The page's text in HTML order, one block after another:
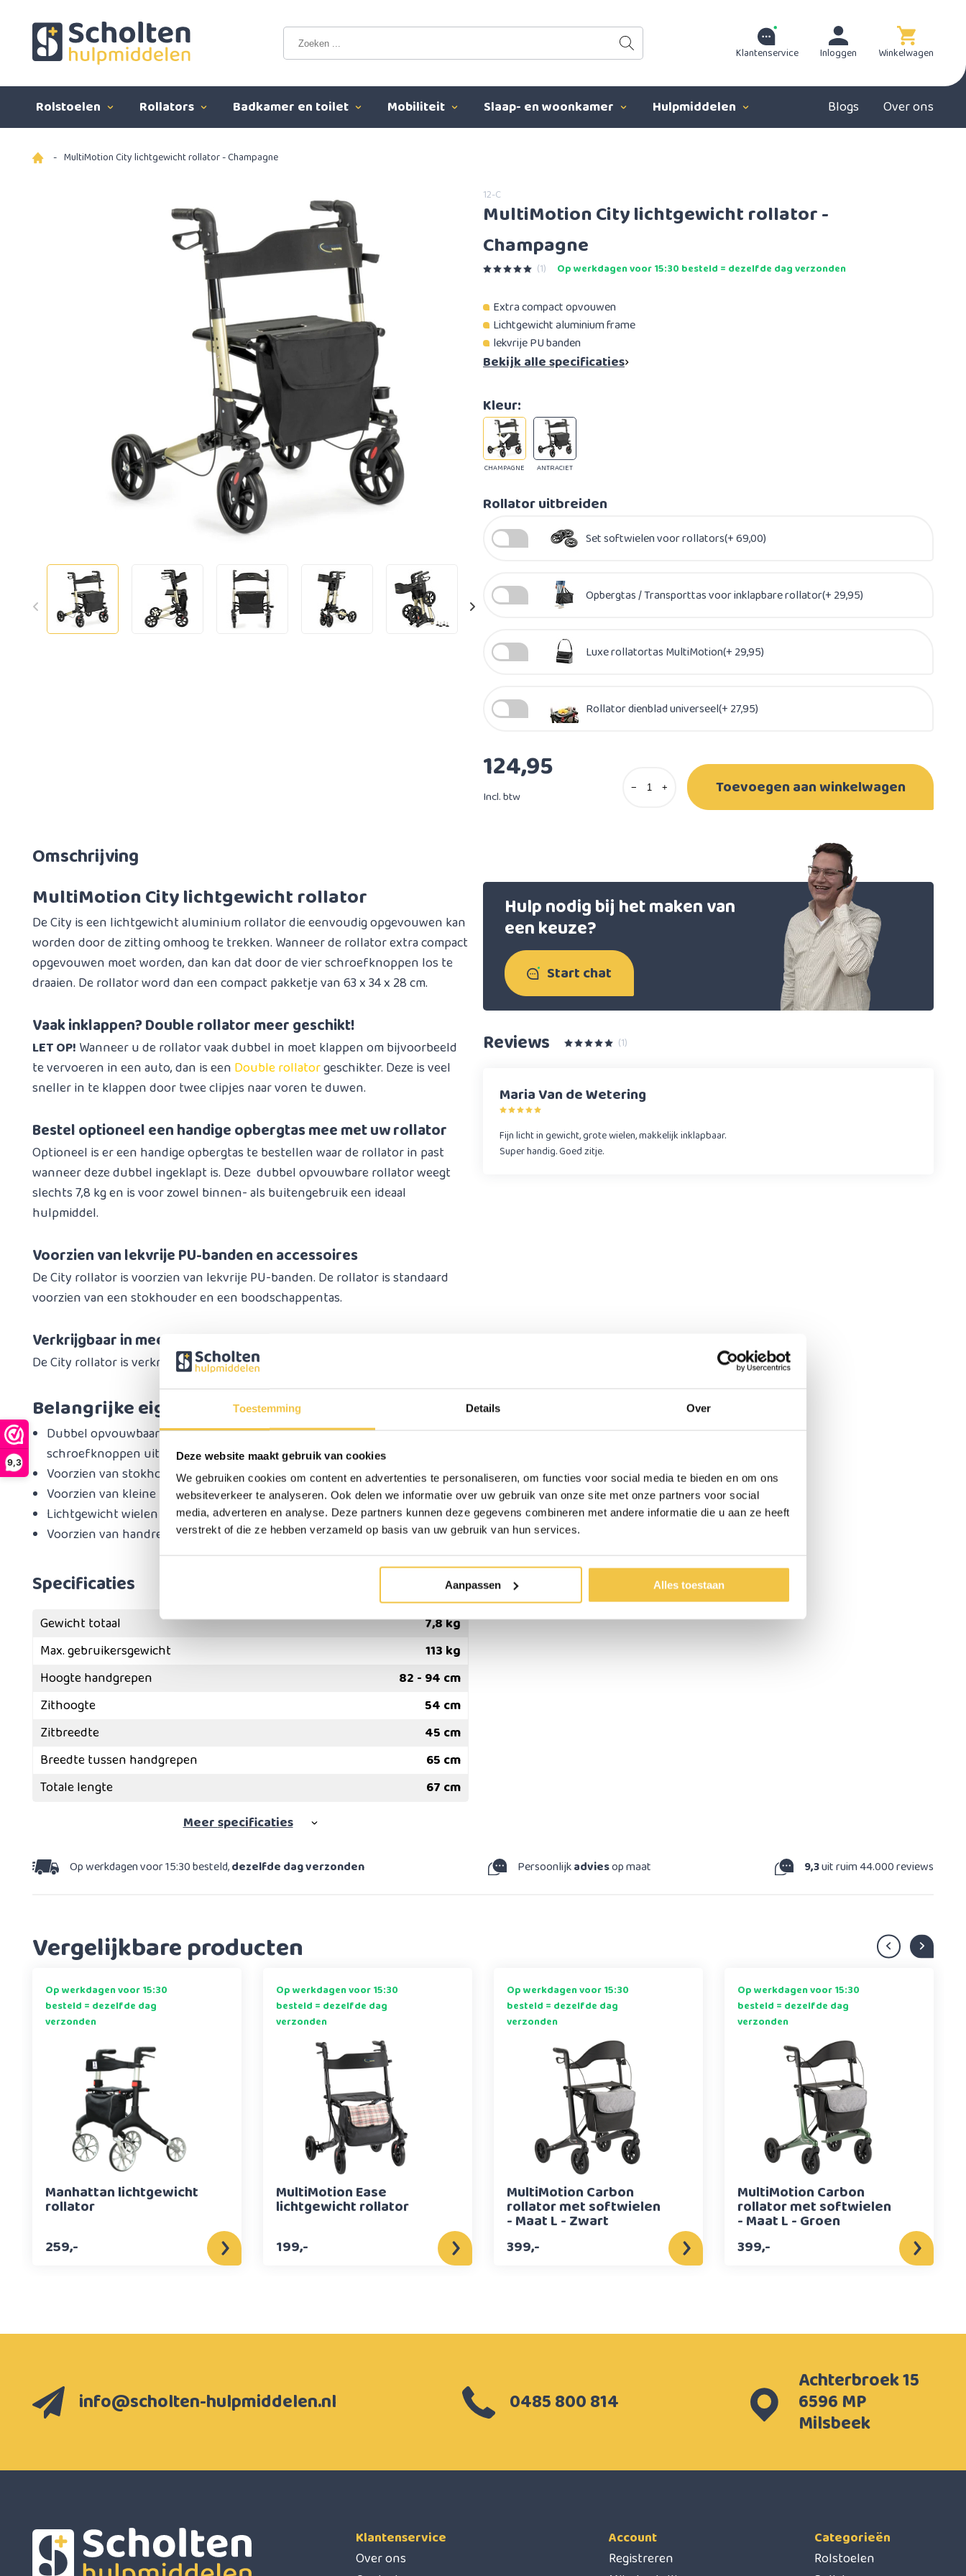
Toestemming Details Over
Deze website maakt gebruik van cookies
We gebruiken cookies om content en advertenties te personaliseren, om functies voor social media te bieden en om ons
websiteverkeer te analyseren. Ook delen we informatie over uw gebruik van onze site met onze partners voor social
media, adverteren en analyse. Deze partners kunnen deze gegevens combineren met andere informatie die u aan ze heeft
verstrekt of die ze hebben verzameld op basis van uw gebruik van hun services.
Aanpassen Alles toestaan
9,3
Klantenservice Inloggen Winkelwagen
Rolstoelen Rollators Badkamer en toilet Mobiliteit Slaap- en woonkamer Hulpmiddelen Blogs Over ons
- MultiMotion City lichtgewicht rollator - Champagne
12-C
MultiMotion City lichtgewicht rollator -
Champagne
(1) Op werkdagen voor 15:30 besteld = dezelfde dag verzonden
Extra compact opvouwen
Lichtgewicht aluminium frame
lekvrije PU banden
Bekijk alle specificaties
ANTRACIET
Kleur:
CHAMPAGNE
Rollator uitbreiden
Set softwielen voor rollators(+ 69,00)
Opbergtas / Transporttas voor inklapbare rollator(+ 29,95)
Luxe rollatortas MultiMotion(+ 29,95)
Rollator dienblad universeel(+ 27,95)
124,95
Incl. btw
− + Toevoegen aan winkelwagen
Omschrijving
MultiMotion City lichtgewicht rollator
De City is een lichtgewicht aluminium rollator die eenvoudig opgevouwen kan
worden door de zitting omhoog te trekken. Wanneer de rollator extra compact
opgevouwen moet worden, dan kan dat door de vier schroefknoppen los te
draaien. De rollator word dan een compact pakketje van 63 x 34 x 28 cm.
Vaak inklappen? Double rollator meer geschikt!
LET OP! Wanneer u de rollator vaak dubbel in moet klappen om bijvoorbeeld
te vervoeren in een auto, dan is een Double rollatorgeschikter. Deze is veel
sneller in te klappen door twee clipjes naar voren te duwen.
Bestel optioneel een handige opbergtas mee met uw rollator
Optioneel is er een handige opbergtas te bestellen waar de rollator in past
wanneer deze dubbel ingeklapt is. Deze dubbel opvouwbare rollator weegt
slechts 7,8 kg en is voor zowel binnen- als buitengebruik een ideaal
hulpmiddel.
Voorzien van lekvrije PU-banden en accessoires
De City rollator is voorzien van lekvrije PU-banden. De rollator is standaard
voorzien van een stokhouder en een boodschappentas.
Verkrijgbaar in meerdere kleuren
De City rollator is verkrijgbaar in twee kleuren: Antraciet en Champagne.
Belangrijke eigenschappen
Dubbel opvouwbaar frame (om dubbel op te vouwen dient u de
schroefknoppen uit het frame te draaien)
Voorzien van stokhouder
Voorzien van kleine tas. Optioneel een luxe tas bij te bestellen
​Lichtgewicht wielen met lekvrije PU-banden
​Voorzien van handremmen met parkeerremmen
Specificaties
Gewicht totaal
7,8 kg
Max. gebruikersgewicht
113 kg
Hoogte handgrepen
82 - 94 cm
Zithoogte
54 cm
Zitbreedte
45 cm
Breedte tussen handgrepen
65 cm
Totale lengte
67 cm
Meerspecificaties
Hulp nodig bij het maken van
een keuze?
Start chat
Reviews (1)
Maria Van de Wetering
Fijn licht in gewicht, grote wielen, makkelijk inklapbaar.
Super handig. Goed zitje.
Op werkdagen voor 15:30 besteld,dezelfde dag verzonden Persoonlijkadviesop maat 9,3uit ruim 44.000 reviews
Vergelijkbare producten
Op werkdagen voor 15:30
besteld = dezelfde dag
verzonden
Manhattan lichtgewicht
rollator
259,-
Op werkdagen voor 15:30
besteld = dezelfde dag
verzonden
MultiMotion Ease
lichtgewicht rollator
199,-
Op werkdagen voor 15:30
besteld = dezelfde dag
verzonden
MultiMotion Carbon
rollator met softwielen
- Maat L - Zwart
399,-
Op werkdagen voor 15:30
besteld = dezelfde dag
verzonden
MultiMotion Carbon
rollator met softwielen
- Maat L - Groen
399,-
info@scholten-hulpmiddelen.nl 0485 800 814
Achterbroek 15
6596 MP
Milsbeek
Klantenservice
Over ons
Account
Registreren
Categorieën
Rolstoelen